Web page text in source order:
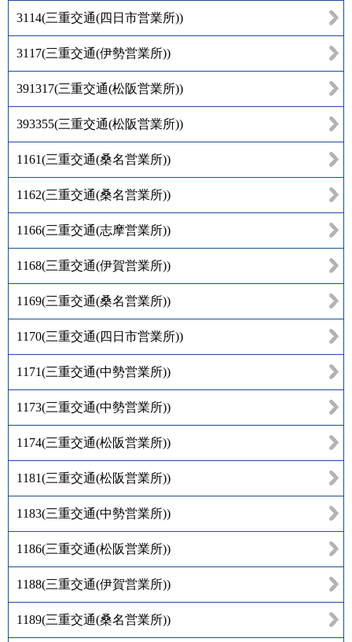
3114(三重交通(四日市営業所))
3117(三重交通(伊勢営業所))
391317(三重交通(松阪営業所))
393355(三重交通(松阪営業所))
1161(三重交通(桑名営業所))
1162(三重交通(桑名営業所))
1166(三重交通(志摩営業所))
1168(三重交通(伊賀営業所))
1169(三重交通(桑名営業所))
1170(三重交通(四日市営業所))
1171(三重交通(中勢営業所))
1173(三重交通(中勢営業所))
1174(三重交通(松阪営業所))
1181(三重交通(松阪営業所))
1183(三重交通(中勢営業所))
1186(三重交通(松阪営業所))
1188(三重交通(伊賀営業所))
1189(三重交通(桑名営業所))